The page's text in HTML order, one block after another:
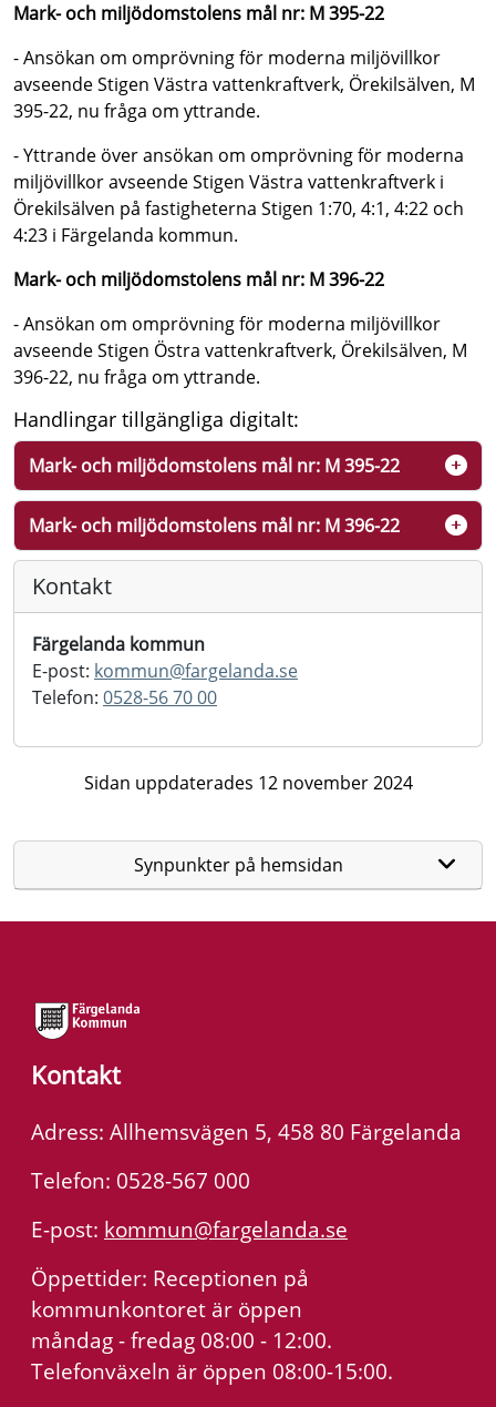
Mark- och miljödomstolens mål nr: M 395-22
- Ansökan om omprövning för moderna miljövillkor
avseende Stigen Västra vattenkraftverk, Örekilsälven, M
395-22, nu fråga om yttrande.
- Yttrande över ansökan om omprövning för moderna
miljövillkor avseende Stigen Västra vattenkraftverk i
Örekilsälven på fastigheterna Stigen 1:70, 4:1, 4:22 och
4:23 i Färgelanda kommun.
Mark- och miljödomstolens mål nr: M 396-22
- Ansökan om omprövning för moderna miljövillkor
avseende Stigen Östra vattenkraftverk, Örekilsälven, M
396-22, nu fråga om yttrande.
Handlingar tillgängliga digitalt:
Mark- och miljödomstolens mål nr: M 395-22
Mark- och miljödomstolens mål nr: M 396-22
Kontakt
Färgelanda kommun
E-post: kommun@fargelanda.se
Telefon: 0528-56 70 00
Sidan uppdaterades 12 november 2024
Synpunkter på hemsidan
Kontakt
Adress: Allhemsvägen 5, 458 80 Färgelanda
Telefon: 0528-567 000
E-post: kommun@fargelanda.se
Öppettider: Receptionen på
kommunkontoret är öppen
måndag - fredag 08:00 - 12:00.
Telefonväxeln är öppen 08:00-15:00.